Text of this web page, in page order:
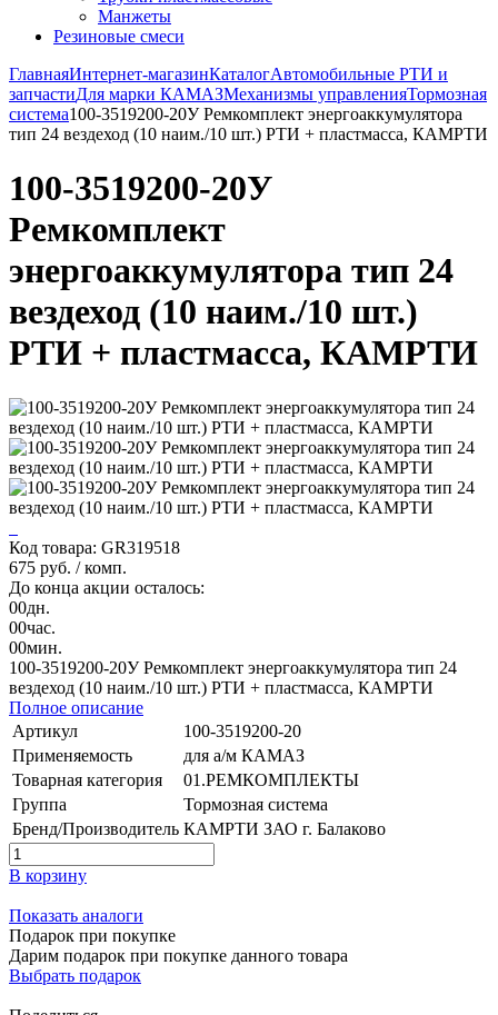
Манжеты
Резиновые смеси
ГлавнаяИнтернет-магазинКаталогАвтомобильные РТИ и
запчастиДля марки КАМАЗМеханизмы управленияТормозная
система100-3519200-20У Ремкомплект энергоаккумулятора
тип 24 вездеход (10 наим./10 шт.) РТИ + пластмасса, КАМРТИ
100-3519200-20У
Ремкомплект
энергоаккумулятора тип 24
вездеход (10 наим./10 шт.)
РТИ + пластмасса, КАМРТИ
Код товара: GR319518
675 руб. / комп.
До конца акции осталось:
00дн.
00час.
00мин.
100-3519200-20У Ремкомплект энергоаккумулятора тип 24
вездеход (10 наим./10 шт.) РТИ + пластмасса, КАМРТИ
Полное описание
Артикул
100-3519200-20
Применяемость
для а/м КАМАЗ
Товарная категория
01.РЕМКОМПЛЕКТЫ
Группа
Тормозная система
Бренд/Производитель КАМРТИ ЗАО г. Балаково
В корзину
Показать аналоги
Подарок при покупке
Дарим подарок при покупке данного товара
Выбрать подарок